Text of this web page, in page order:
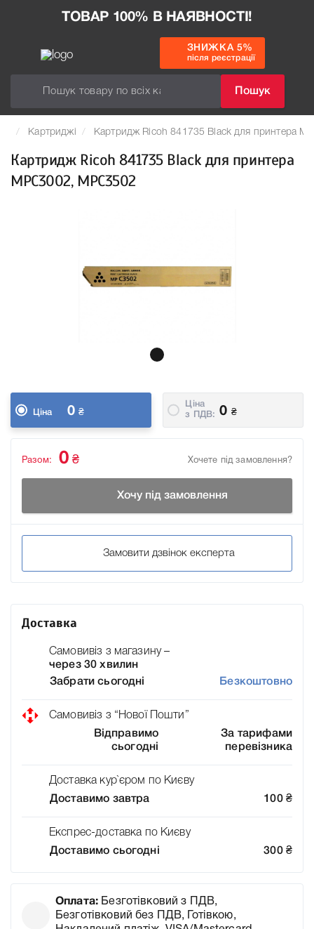
ТОВАР 100% В НАЯВНОСТІ!
Пошук
ЗНИЖКА 5%
після реєстрації
Картриджі Картридж Ricoh 841735 Black для принтера
Картридж Ricoh 841735 Black для принтера
MPC3002, MPC3502
Ціна 0 ₴
Ціна
з ПДВ:
0 ₴
Хочете під замовлення?
Разом: 0 ₴
Хочу під замовлення
Замовити дзвінок експерта
Доставка
Самовивіз з магазину –
через 30 хвилин
Забрати сьогодні
Безкоштовно
Самовивіз з “Нової Пошти”
Відправимо
сьогодні
За тарифами
перевізника
Доставка кур`єром по Києву
Доставимо завтра
100 ₴
Експрес-доставка по Києву
Доставимо сьогодні
300 ₴
Оплата: Безготівковий з ПДВ,
Безготівковий без ПДВ, Готівкою,